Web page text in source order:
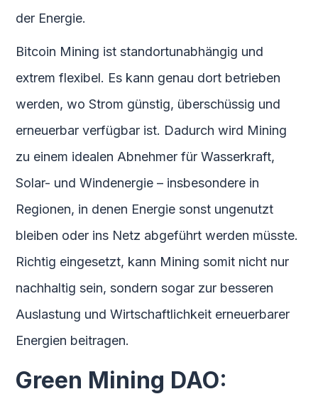
der Energie.
Bitcoin Mining ist standortunabhängig und
extrem flexibel. Es kann genau dort betrieben
werden, wo Strom günstig, überschüssig und
erneuerbar verfügbar ist. Dadurch wird Mining
zu einem idealen Abnehmer für Wasserkraft,
Solar- und Windenergie – insbesondere in
Regionen, in denen Energie sonst ungenutzt
bleiben oder ins Netz abgeführt werden müsste.
Richtig eingesetzt, kann Mining somit nicht nur
nachhaltig sein, sondern sogar zur besseren
Auslastung und Wirtschaftlichkeit erneuerbarer
Energien beitragen.
Green Mining DAO: